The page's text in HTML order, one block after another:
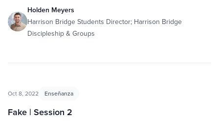
Holden Meyers
Harrison Bridge Students Director; Harrison Bridge
Discipleship & Groups
Oct 8, 2022 Enseñanza
Fake | Session 2